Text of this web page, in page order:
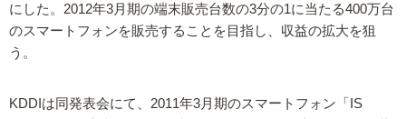
にした。2012年3月期の端末販売台数の3分の1に当たる400万台
のスマートフォンを販売することを目指し、収益の拡大を狙
う。
KDDIは同発表会にて、2011年3月期のスマートフォン「IS